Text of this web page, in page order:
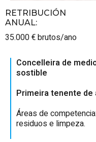
RETRIBUCIÓN
ANUAL:
35.000 € brutos/ano
Concelleira de
sostible
Primeira tenente de
Áreas de
residuos e limpeza.